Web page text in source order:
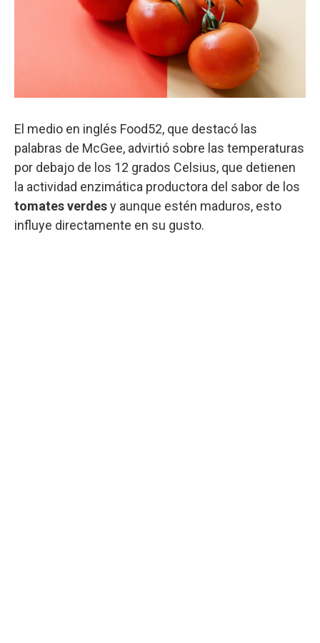
El medio en inglés Food52, que destacó las
palabras de McGee, advirtió sobre las temperaturas
por debajo de los 12 grados Celsius, que detienen
la actividad enzimática productora del sabor de los
tomates verdesy aunque estén maduros, esto
influye directamente en su gusto.